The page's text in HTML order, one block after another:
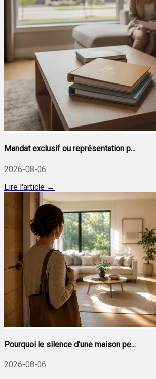
Mandat exclusif ou représentation p...
2026-08-06
Lire l'article →
Pourquoi le silence d'une maison pe...
2026-08-06